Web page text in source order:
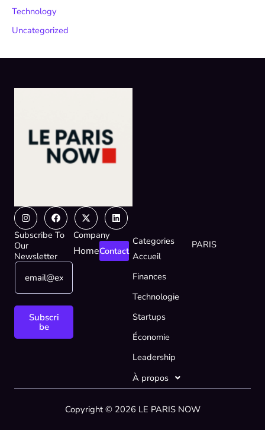
Technology
Uncategorized
InstagramFacebook
X-
twitter
Linkedin
Subscribe To
Our
Newsletter
E
a
i
m
*
E
a
Subscri
be
Company
HomeContact
Categories
Accueil
Finances
Technologie
Startups
Économie
Leadership
À propos
PARIS
Copyright © 2026 LE PARIS NOW